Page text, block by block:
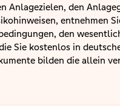
Anlagezielen, den
entnehmen
den
Sie kostenlos in
bilden die allein